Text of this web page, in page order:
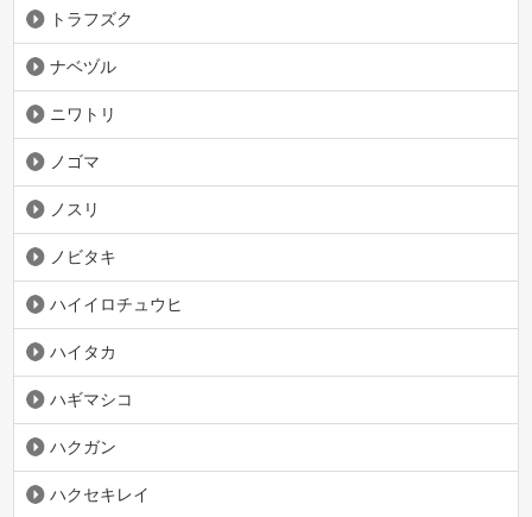
トラフズク
ナベヅル
ニワトリ
ノゴマ
ノスリ
ノビタキ
ハイイロチュウヒ
ハイタカ
ハギマシコ
ハクガン
ハクセキレイ